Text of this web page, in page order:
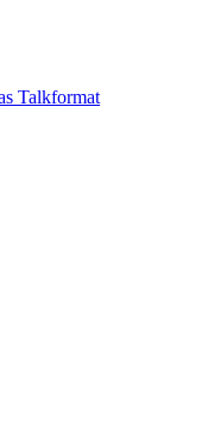
Talkformat